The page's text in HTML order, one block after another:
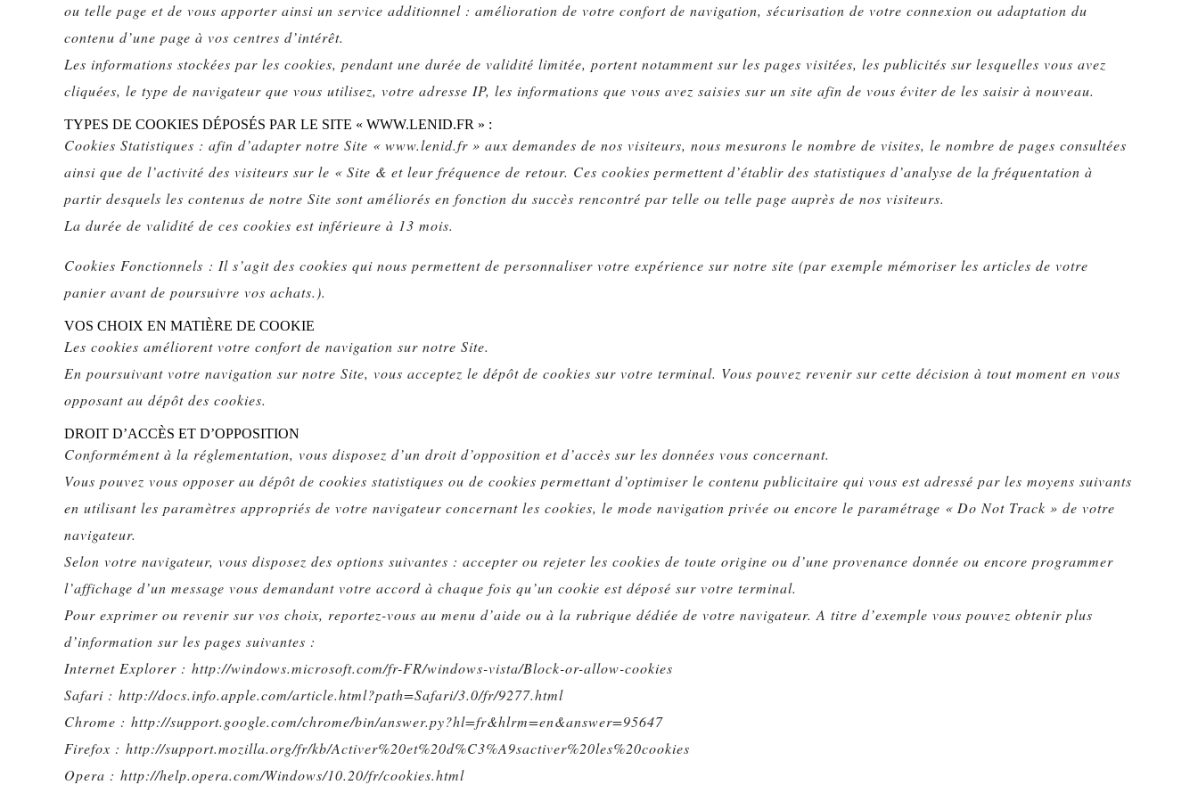
ou telle page et de vous apporter ainsi un service additionnel : amélioration de votre confort de navigation, sécurisation de votre connexion ou adaptation du
contenu d’une page à vos centres d’intérêt.
Les informations stockées par les cookies, pendant une durée de validité limitée, portent notamment sur les pages visitées, les publicités sur lesquelles vous avez
cliquées, le type de navigateur que vous utilisez, votre adresse IP, les informations que vous avez saisies sur un site afin de vous éviter de les saisir à nouveau.
TYPES DE COOKIES DÉPOSÉS PAR LE SITE « WWW.LENID.FR » :
Cookies Statistiques : afin d’adapter notre Site « www.lenid.fr » aux demandes de nos visiteurs, nous mesurons le nombre de visites, le nombre de pages consultées
ainsi que de l’activité des visiteurs sur le « Site & et leur fréquence de retour. Ces cookies permettent d’établir des statistiques d’analyse de la fréquentation à
partir desquels les contenus de notre Site sont améliorés en fonction du succès rencontré par telle ou telle page auprès de nos visiteurs.
La durée de validité de ces cookies est inférieure à 13 mois.
Cookies Fonctionnels : Il s’agit des cookies qui nous permettent de personnaliser votre expérience sur notre site (par exemple mémoriser les articles de votre
panier avant de poursuivre vos achats.).
VOS CHOIX EN MATIÈRE DE COOKIE
Les cookies améliorent votre confort de navigation sur notre Site.
En poursuivant votre navigation sur notre Site, vous acceptez le dépôt de cookies sur votre terminal. Vous pouvez revenir sur cette décision à tout moment en vous
opposant au dépôt des cookies.
DROIT D’ACCÈS ET D’OPPOSITION
Conformément à la réglementation, vous disposez d’un droit d’opposition et d’accès sur les données vous concernant.
Vous pouvez vous opposer au dépôt de cookies statistiques ou de cookies permettant d’optimiser le contenu publicitaire qui vous est adressé par les moyens suivants
en utilisant les paramètres appropriés de votre navigateur concernant les cookies, le mode navigation privée ou encore le paramétrage « Do Not Track » de votre
navigateur.
Selon votre navigateur, vous disposez des options suivantes : accepter ou rejeter les cookies de toute origine ou d’une provenance donnée ou encore programmer
l’affichage d’un message vous demandant votre accord à chaque fois qu’un cookie est déposé sur votre terminal.
Pour exprimer ou revenir sur vos choix, reportez-vous au menu d’aide ou à la rubrique dédiée de votre navigateur. A titre d’exemple vous pouvez obtenir plus
d’information sur les pages suivantes :
Internet Explorer : http://windows.microsoft.com/fr-FR/windows-vista/Block-or-allow-cookies
Safari : http://docs.info.apple.com/article.html?path=Safari/3.0/fr/9277.html
Chrome : http://support.google.com/chrome/bin/answer.py?hl=fr&hlrm=en&answer=95647
Firefox : http://support.mozilla.org/fr/kb/Activer%20et%20d%C3%A9sactiver%20les%20cookies
Opera : http://help.opera.com/Windows/10.20/fr/cookies.html